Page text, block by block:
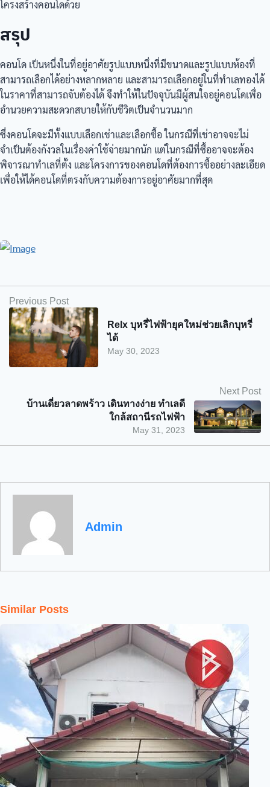
โครงสร้างคอนโดด้วย
สรุป
คอนโด เป็นหนึ่งในที่อยู่อาศัยรูปแบบหนึ่งที่มีขนาดและรูปแบบห้องที่
สามารถเลือกได้อย่างหลากหลาย และสามารถเลือกอยู่ในที่ทำเลทองได้
ในราคาที่สามารถจับต้องได้ จึงทำให้ในปัจจุบันมีผู้สนใจอยู่คอนโดเพื่อ
อำนวยความสะดวกสบายให้กับชีวิตเป็นจำนวนมาก
ซึ่งคอนโดจะมีทั้งแบบเลือกเช่าและเลือกซื้อ ในกรณีที่เช่าอาจจะไม่
จำเป็นต้องกังวลในเรื่องค่าใช้จ่ายมากนัก แต่ในกรณีที่ซื้ออาจจะต้อง
พิจารณาทำเลที่ตั้ง และโครงการของคอนโดที่ต้องการซื้ออย่างละเอียด
เพื่อให้ได้คอนโดที่ตรงกับความต้องการอยู่อาศัยมากที่สุด
Previous Post
May 30, 2023
Relx บุหรี่ไฟฟ้ายุคใหม่ช่วยเลิกบุหรี่
ได้
Next Post
May 31, 2023
บ้านเดี่ยวลาดพร้าว เดินทางง่าย ทำเลดี
ใกล้สถานีรถไฟฟ้า
Admin
Similar Posts